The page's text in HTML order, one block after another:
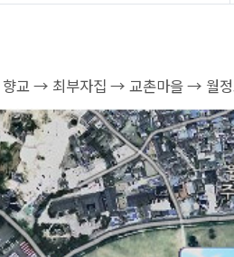
교 → 최부자집 → 교촌마을 → 월